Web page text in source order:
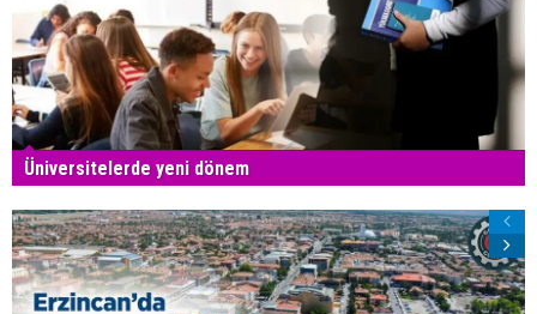
Üniversitelerde yeni dönem